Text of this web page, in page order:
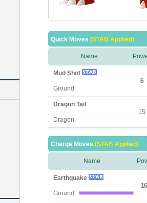
Quick Moves (STAB Applied)
Name
Mud Shot
Ground
6
Dragon Tail
Dragon
15
Charge Moves (STAB Applied)
Name
Earthquake
Ground